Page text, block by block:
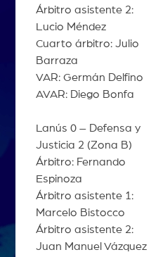
Árbitro asistente 2:
Lucio Méndez
Cuarto árbitro: Julio
Barraza
VAR: Germán Delfino
AVAR: Diego Bonfa
Lanús 0 – Defensa y
Justicia 2 (Zona B)
Árbitro: Fernando
Espinoza
Árbitro asistente 1:
Marcelo Bistocco
Árbitro asistente 2:
Juan Manuel Vázquez